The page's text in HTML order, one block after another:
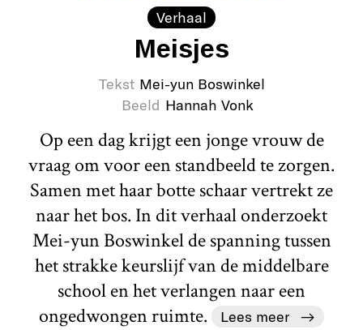
Verhaal
Meisjes
Tekst Mei-yun Boswinkel
Beeld Hannah Vonk
Op een dag krijgt een jonge vrouw de
vraag om voor een standbeeld te zorgen.
Samen met haar botte schaar vertrekt ze
naar het bos. In dit verhaal onderzoekt
Mei-yun Boswinkel de spanning tussen
het strakke keurslijf van de middelbare
school en het verlangen naar een
ongedwongen ruimte.
Lees meer